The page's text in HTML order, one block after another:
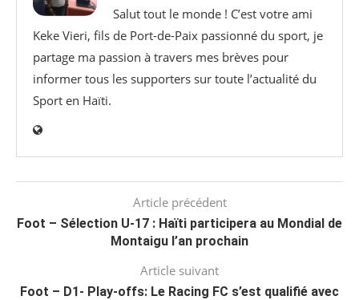
Salut tout le monde ! C’est votre ami
Keke Vieri, fils de Port-de-Paix passionné du sport, je
partage ma passion à travers mes brèves pour
informer tous les supporters sur toute l’actualité du
Sport en Haïti.
Article précédent
Foot – Sélection U-17 : Haïti participera au Mondial de
Montaigu l’an prochain
Article suivant
Foot – D1- Play-offs: Le Racing FC s’est qualifié avec